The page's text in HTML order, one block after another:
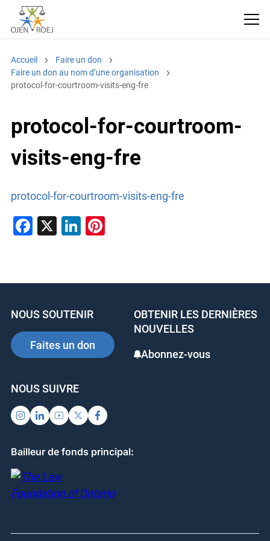
Accueil
Faire un don
Faire un don au nom d’une organisation
protocol-for-courtroom-visits-eng-fre
protocol-for-courtroom-
visits-eng-fre
protocol-for-courtroom-visits-eng-fre
F
e
o
o
k
X
Li
e
n
e
NOUS SOUTENIR
Faites un don
OBTENIR LES DERNIÈRES
NOUVELLES
Abonnez-vous
NOUS SUIVRE
Bailleur de fonds principal: